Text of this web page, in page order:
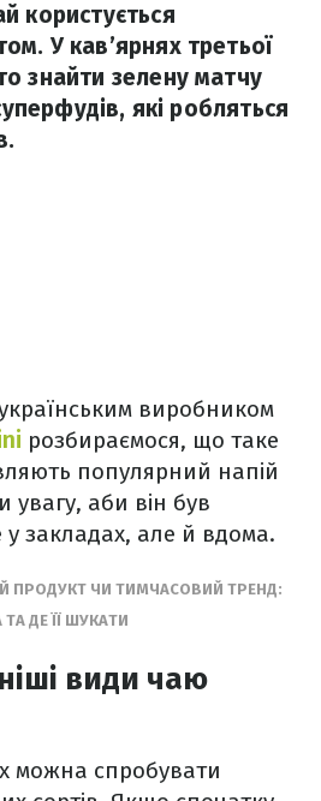
користується
У кав’ярнях третьої
знайти зелену матчу
які робляться
виробником
розбираємося, що таке
популярний напій
увагу, аби він був
закладах, але й вдома.
ПРОДУКТ ЧИ ТИМЧАСОВИЙ ТРЕНД:
ДЕ ЇЇ ШУКАТИ
види чаю
можна спробувати